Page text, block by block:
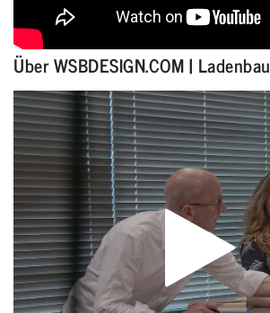
Über WSBDESIGN.COM | Ladenbau